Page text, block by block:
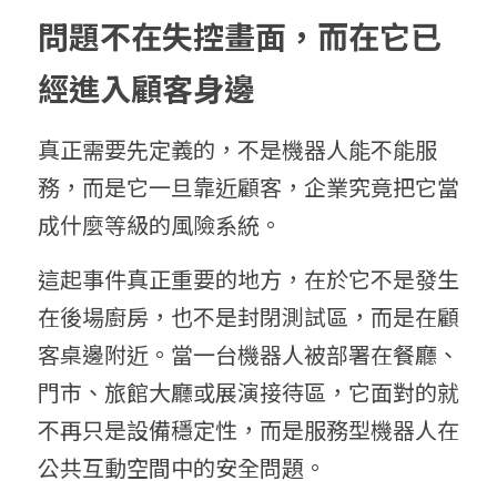
問題不在失控畫面，而在它已
經進入顧客身邊
真正需要先定義的，不是機器人能不能服
務，而是它一旦靠近顧客，企業究竟把它當
成什麼等級的風險系統。
這起事件真正重要的地方，在於它不是發生
在後場廚房，也不是封閉測試區，而是在顧
客桌邊附近。當一台機器人被部署在餐廳、
門市、旅館大廳或展演接待區，它面對的就
不再只是設備穩定性，而是服務型機器人在
公共互動空間中的安全問題。